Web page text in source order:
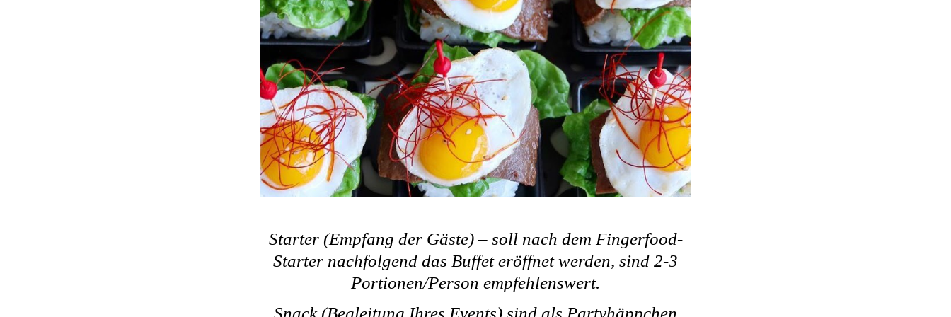
Starter (Empfang der Gäste) – soll nach dem Fingerfood-
Starter nachfolgend das Buffet eröffnet werden, sind 2-3
Portionen/Person empfehlenswert.
Snack (Begleitung Ihres Events) sind als Partyhäppchen